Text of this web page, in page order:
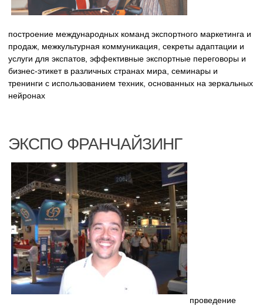
построение международных команд экспортного маркетинга и
продаж, межкультурная коммуникация, секреты адаптации и
услуги для экспатов, эффективные экспортные переговоры и
бизнес-этикет в различных странах мира, семинары и
тренинги с использованием техник, основанных на зеркальных
нейронах
ЭКСПО ФРАНЧАЙЗИНГ
проведение